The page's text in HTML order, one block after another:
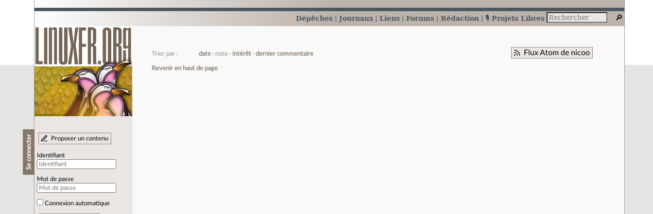
Dépêches Journaux Liens Forums Rédaction 🎙️ Projets Libres
Se connecter Proposer un contenu
Identifiant
Mot de passe
Connexion automatique
Flux Atom de nicoo
Trier par : date note intérêt dernier commentaire
Revenir en haut de page